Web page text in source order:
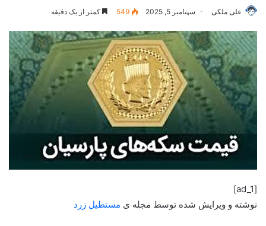
علی ملکی سپتامبر 5, 2025 549 کمتر از یک دقیقه
[ad_1]
نوشته و ویرایش شده توسط مجله ی مستطیل زرد